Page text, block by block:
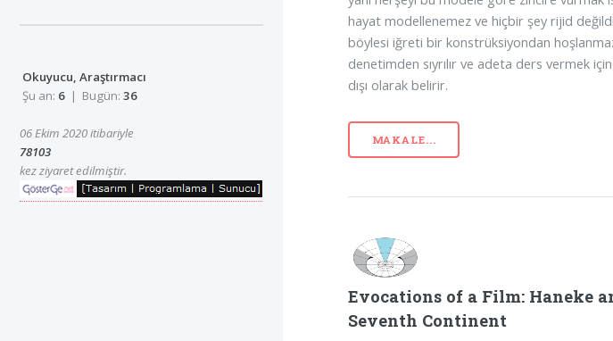
hayat modellenemez ve hiçbir şey rijid
böylesi iğreti bir konstrüksiyondan
denetimden sıyrılır ve adeta ders vermek
dışı olarak belirir.
MAKALE...
Evocations of a Film: Haneke
Seventh Continent
Okuyucu, Araştırmacı
Şu an: 6 | Bugün: 36
06 Ekim 2020 itibariyle
78103
kez ziyaret edilmiştir.